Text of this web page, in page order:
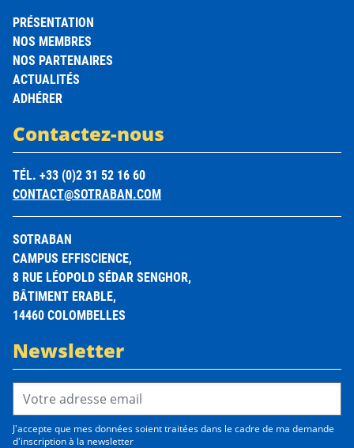
PRÉSENTATION
NOS MEMBRES
NOS PARTENAIRES
ACTUALITÉS
ADHÉRER
Contactez-nous
TÉL. +33 (0)2 31 52 16 60
CONTACT@SOTRABAN.COM
SOTRABAN
CAMPUS EFFISCIENCE,
8 RUE LÉOPOLD SÉDAR SENGHOR,
BÂTIMENT ERABLE,
14460 COLOMBELLES
Newsletter
Email Address*
J'accepte que mes données soient traitées dans le cadre de ma demande
d'inscription à la newsletter